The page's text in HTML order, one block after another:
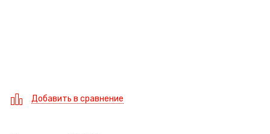
Добавить в сравнение